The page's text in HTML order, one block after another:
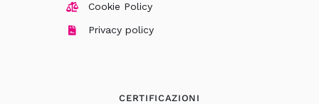
Cookie Policy
Privacy policy
CERTIFICAZIONI